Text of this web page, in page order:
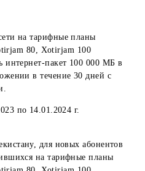
сети на тарифные планы
80, Xotirjam 100
интернет-пакет 100 000 МБ
в течение 30 дней с
по 14.01.2024 г.